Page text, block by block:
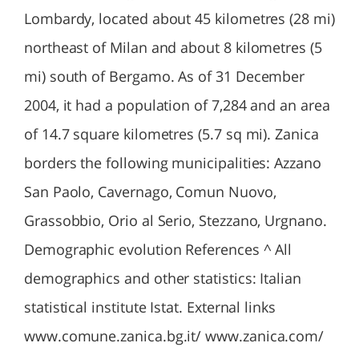
Lombardy, located about 45 kilometres (28 mi)
northeast of Milan and about 8 kilometres (5
mi) south of Bergamo. As of 31 December
2004, it had a population of 7,284 and an area
of 14.7 square kilometres (5.7 sq mi). Zanica
borders the following municipalities: Azzano
San Paolo, Cavernago, Comun Nuovo,
Grassobbio, Orio al Serio, Stezzano, Urgnano.
Demographic evolution References ^ All
demographics and other statistics: Italian
statistical institute Istat. External links
www.comune.zanica.bg.it/ www.zanica.com/